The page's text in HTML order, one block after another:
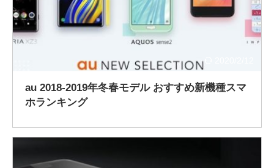
au 2018-2019年冬春モデル おすすめ新機種スマ
ホランキング